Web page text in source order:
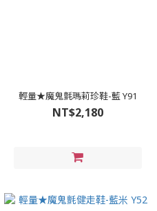
輕量★魔鬼氈瑪莉珍鞋-藍 Y91
NT$2,180